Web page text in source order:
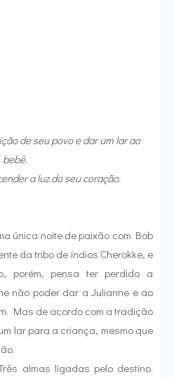
de seu povo e dar um lar ao
bebê.
a luz do seu coração.
única noite de paixão com Bob
da tribo de índios Cherokke, e
porém, pensa ter perdido a
não poder dar a Julianne e ao
Mas de acordo com a tradição
lar para a criança, mesmo que
almas ligadas pelo destino.